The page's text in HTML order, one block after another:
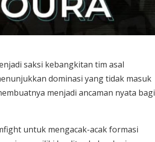
saksi kebangkitan tim asal
dominasi yang tidak masuk
menjadi ancaman nyata bagi
untuk mengacak-acak formasi